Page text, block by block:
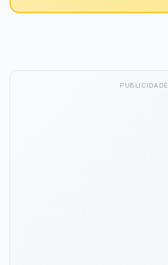
PUBLICIDADE